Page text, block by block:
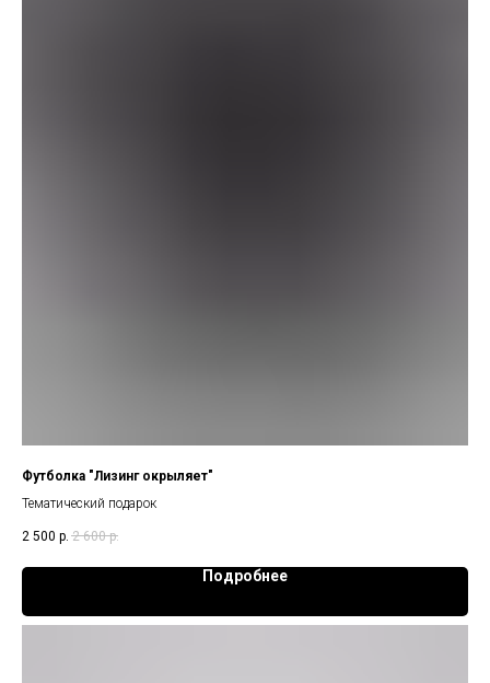
Футболка "Лизинг окрыляет"
Тематический подарок
2 500 р. 2 600 р.
Подробнее